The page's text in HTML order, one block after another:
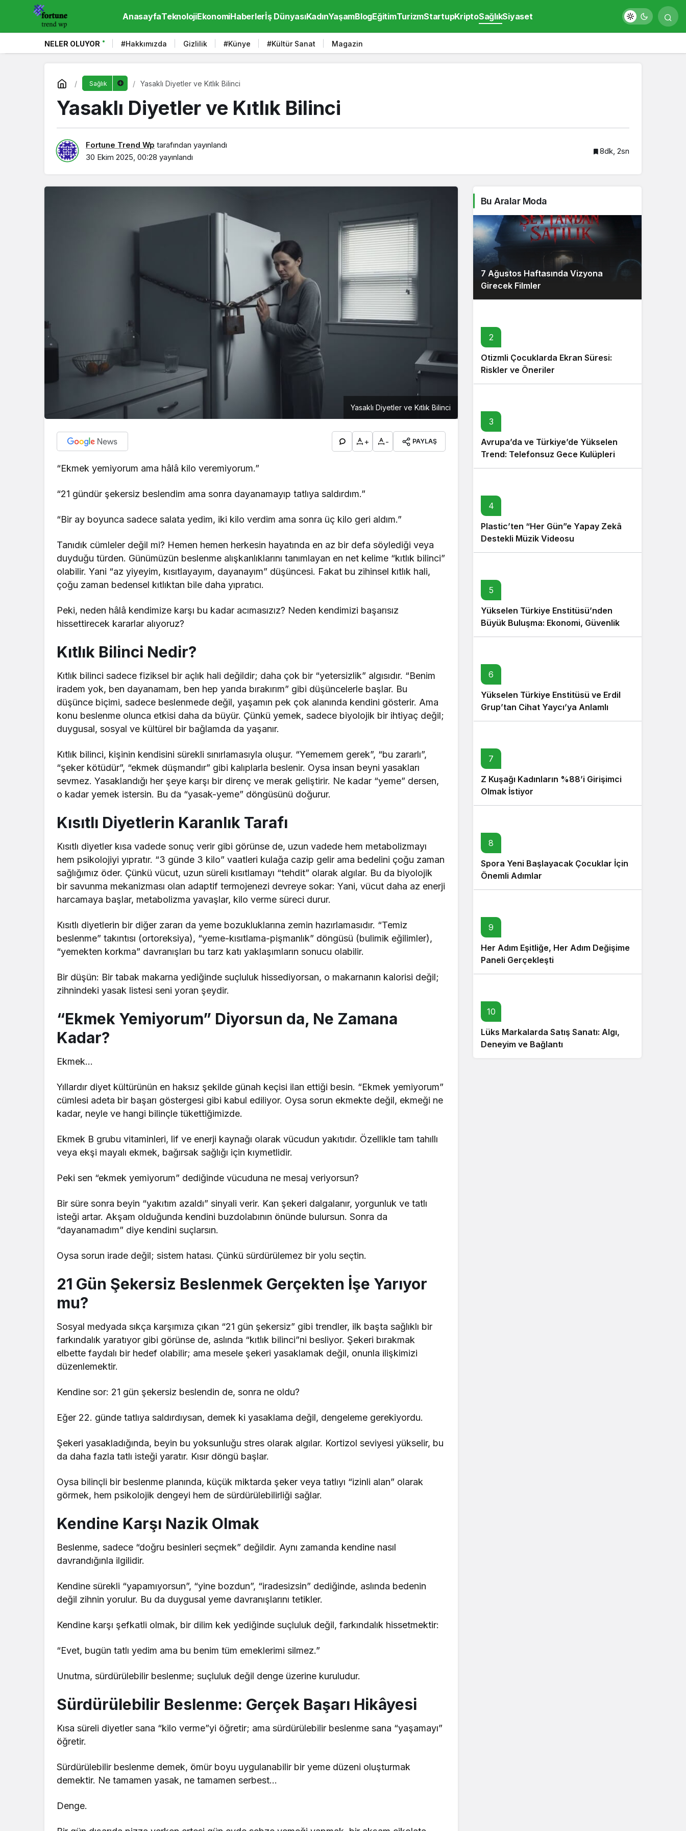
AnasayfaTeknolojiEkonomiHaberlerİş DünyasıKadınYaşamBlogEğitimTurizmStartupKriptoSağlıkSiyaset
NELER OLUYOR #Hakkımızda Gizlilik #Künye #Kültür Sanat Magazin
Sağlık Yasaklı Diyetler ve Kıtlık Bilinci
Yasaklı Diyetler ve Kıtlık Bilinci
Fortune Trend Wp tarafından yayınlandı
30 Ekim 2025, 00:28 yayınlandı
8dk, 2sn
Yasaklı Diyetler ve Kıtlık Bilinci
+ - PAYLAŞ
“Ekmek yemiyorum ama hâlâ kilo veremiyorum.”
“21 gündür şekersiz beslendim ama sonra dayanamayıp tatlıya saldırdım.”
“Bir ay boyunca sadece salata yedim, iki kilo verdim ama sonra üç kilo geri aldım.”
Tanıdık cümleler değil mi? Hemen hemen herkesin hayatında en az bir defa söylediği veya
duyduğu türden. Günümüzün beslenme alışkanlıklarını tanımlayan en net kelime “kıtlık bilinci”
olabilir. Yani “az yiyeyim, kısıtlayayım, dayanayım” düşüncesi. Fakat bu zihinsel kıtlık hali,
çoğu zaman bedensel kıtlıktan bile daha yıpratıcı.
Peki, neden hâlâ kendimize karşı bu kadar acımasızız? Neden kendimizi başarısız
hissettirecek kararlar alıyoruz?
Kıtlık Bilinci Nedir?
Kıtlık bilinci sadece fiziksel bir açlık hali değildir; daha çok bir “yetersizlik” algısıdır. “Benim
iradem yok, ben dayanamam, ben hep yarıda bırakırım” gibi düşüncelerle başlar. Bu
düşünce biçimi, sadece beslenmede değil, yaşamın pek çok alanında kendini gösterir. Ama
konu beslenme olunca etkisi daha da büyür. Çünkü yemek, sadece biyolojik bir ihtiyaç değil;
duygusal, sosyal ve kültürel bir bağlamda da yaşanır.
Kıtlık bilinci, kişinin kendisini sürekli sınırlamasıyla oluşur. “Yememem gerek”, “bu zararlı”,
“şeker kötüdür”, “ekmek düşmandır” gibi kalıplarla beslenir. Oysa insan beyni yasakları
sevmez. Yasaklandığı her şeye karşı bir direnç ve merak geliştirir. Ne kadar “yeme” dersen,
o kadar yemek istersin. Bu da “yasak-yeme” döngüsünü doğurur.
Kısıtlı Diyetlerin Karanlık Tarafı
Kısıtlı diyetler kısa vadede sonuç verir gibi görünse de, uzun vadede hem metabolizmayı
hem psikolojiyi yıpratır. “3 günde 3 kilo” vaatleri kulağa cazip gelir ama bedelini çoğu zaman
sağlığımız öder. Çünkü vücut, uzun süreli kısıtlamayı “tehdit” olarak algılar. Bu da biyolojik
bir savunma mekanizması olan adaptif termojenezi devreye sokar: Yani, vücut daha az enerji
harcamaya başlar, metabolizma yavaşlar, kilo verme süreci durur.
Kısıtlı diyetlerin bir diğer zararı da yeme bozukluklarına zemin hazırlamasıdır. “Temiz
beslenme” takıntısı (ortoreksiya), “yeme-kısıtlama-pişmanlık” döngüsü (bulimik eğilimler),
“yemekten korkma” davranışları bu tarz katı yaklaşımların sonucu olabilir.
Bir düşün: Bir tabak makarna yediğinde suçluluk hissediyorsan, o makarnanın kalorisi değil;
zihnindeki yasak listesi seni yoran şeydir.
“Ekmek Yemiyorum” Diyorsun da, Ne Zamana
Kadar?
Ekmek…
Yıllardır diyet kültürünün en haksız şekilde günah keçisi ilan ettiği besin. “Ekmek yemiyorum”
cümlesi adeta bir başarı göstergesi gibi kabul ediliyor. Oysa sorun ekmekte değil, ekmeği ne
kadar, neyle ve hangi bilinçle tükettiğimizde.
Ekmek B grubu vitaminleri, lif ve enerji kaynağı olarak vücudun yakıtıdır. Özellikle tam tahıllı
veya ekşi mayalı ekmek, bağırsak sağlığı için kıymetlidir.
Peki sen “ekmek yemiyorum” dediğinde vücuduna ne mesaj veriyorsun?
Bir süre sonra beyin “yakıtım azaldı” sinyali verir. Kan şekeri dalgalanır, yorgunluk ve tatlı
isteği artar. Akşam olduğunda kendini buzdolabının önünde bulursun. Sonra da
“dayanamadım” diye kendini suçlarsın.
Oysa sorun irade değil; sistem hatası. Çünkü sürdürülemez bir yolu seçtin.
21 Gün Şekersiz Beslenmek Gerçekten İşe Yarıyor
mu?
Sosyal medyada sıkça karşımıza çıkan “21 gün şekersiz” gibi trendler, ilk başta sağlıklı bir
farkındalık yaratıyor gibi görünse de, aslında “kıtlık bilinci”ni besliyor. Şekeri bırakmak
elbette faydalı bir hedef olabilir; ama mesele şekeri yasaklamak değil, onunla ilişkimizi
düzenlemektir.
Kendine sor: 21 gün şekersiz beslendin de, sonra ne oldu?
Eğer 22. günde tatlıya saldırdıysan, demek ki yasaklama değil, dengeleme gerekiyordu.
Şekeri yasakladığında, beyin bu yoksunluğu stres olarak algılar. Kortizol seviyesi yükselir, bu
da daha fazla tatlı isteği yaratır. Kısır döngü başlar.
Oysa bilinçli bir beslenme planında, küçük miktarda şeker veya tatlıyı “izinli alan” olarak
görmek, hem psikolojik dengeyi hem de sürdürülebilirliği sağlar.
Kendine Karşı Nazik Olmak
Beslenme, sadece “doğru besinleri seçmek” değildir. Aynı zamanda kendine nasıl
davrandığınla ilgilidir.
Kendine sürekli “yapamıyorsun”, “yine bozdun”, “iradesizsin” dediğinde, aslında bedenin
değil zihnin yorulur. Bu da duygusal yeme davranışlarını tetikler.
Kendine karşı şefkatli olmak, bir dilim kek yediğinde suçluluk değil, farkındalık hissetmektir:
“Evet, bugün tatlı yedim ama bu benim tüm emeklerimi silmez.”
Unutma, sürdürülebilir beslenme; suçluluk değil denge üzerine kuruludur.
Sürdürülebilir Beslenme: Gerçek Başarı Hikâyesi
Kısa süreli diyetler sana “kilo verme”yi öğretir; ama sürdürülebilir beslenme sana “yaşamayı”
öğretir.
Sürdürülebilir beslenme demek, ömür boyu uygulanabilir bir yeme düzeni oluşturmak
demektir. Ne tamamen yasak, ne tamamen serbest…
Denge.
Bu Aralar Moda
7 Ağustos Haftasında Vizyona
Girecek Filmler
2
Otizmli Çocuklarda Ekran Süresi:
Riskler ve Öneriler
3
Avrupa’da ve Türkiye’de Yükselen
Trend: Telefonsuz Gece Kulüpleri
4
Plastic’ten “Her Gün”e Yapay Zekâ
Destekli Müzik Videosu
5
Yükselen Türkiye Enstitüsü’nden
Büyük Buluşma: Ekonomi, Güvenlik
Politikaları ve Hukuk Konferansı
6
Yükselen Türkiye Enstitüsü ve Erdil
Grup’tan Cihat Yaycı’ya Anlamlı
Ziyaret
7
Z Kuşağı Kadınların %88’i Girişimci
Olmak İstiyor
8
Spora Yeni Başlayacak Çocuklar İçin
Önemli Adımlar
9
Her Adım Eşitliğe, Her Adım Değişime
Paneli Gerçekleşti
10
Lüks Markalarda Satış Sanatı: Algı,
Deneyim ve Bağlantı